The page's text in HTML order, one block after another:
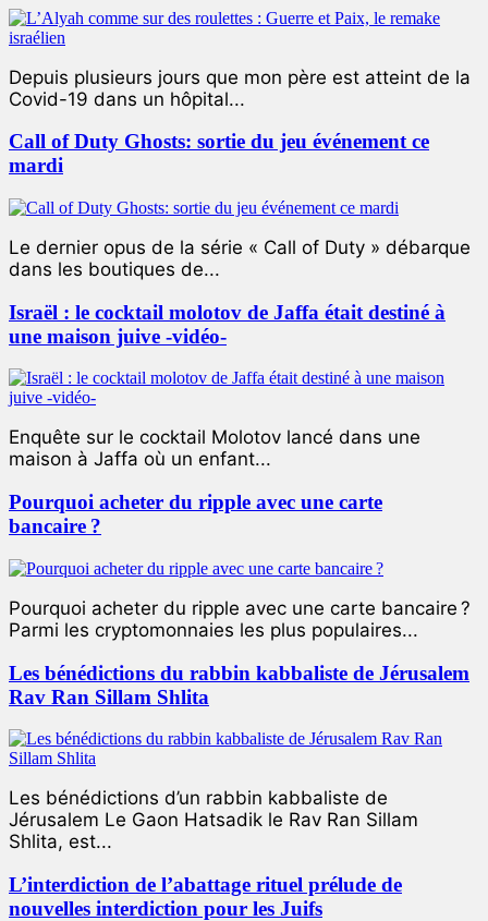
Depuis plusieurs jours que mon père est atteint de la
Covid-19 dans un hôpital...
Call of Duty Ghosts: sortie du jeu événement ce
mardi
Le dernier opus de la série « Call of Duty » débarque
dans les boutiques de...
Israël : le cocktail molotov de Jaffa était destiné à
une maison juive -vidéo-
Enquête sur le cocktail Molotov lancé dans une
maison à Jaffa où un enfant...
Pourquoi acheter du ripple avec une carte
bancaire ?
Pourquoi acheter du ripple avec une carte bancaire ?
Parmi les cryptomonnaies les plus populaires...
Les bénédictions du rabbin kabbaliste de Jérusalem
Rav Ran Sillam Shlita
Les bénédictions d’un rabbin kabbaliste de
Jérusalem Le Gaon Hatsadik le Rav Ran Sillam
Shlita, est...
L’interdiction de l’abattage rituel prélude de
nouvelles interdiction pour les Juifs